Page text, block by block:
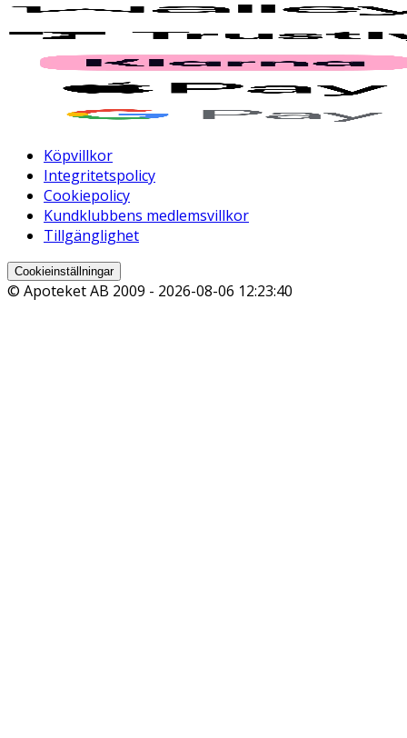
Köpvillkor
Integritetspolicy
Cookiepolicy
Kundklubbens medlemsvillkor
Tillgänglighet
Cookieinställningar
© Apoteket AB 2009 - 2026-08-06 12:23:40